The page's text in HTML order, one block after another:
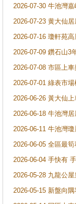
2026-07-30 牛池灣
2026-07-23 黄大仙
2026-07-16 瓊軒苑
2026-07-09 鑽石山3
2026-07-08 市區上
2026-07-01 綠表市
2026-06-26 黃大仙
2026-06-18 牛池灣
2026-06-11 牛池灣
2026-06-05 全區最
2026-06-04 手快有
2026-05-28 九龍公
2026-05-15 新盤向